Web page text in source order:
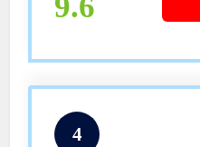
9.6
4